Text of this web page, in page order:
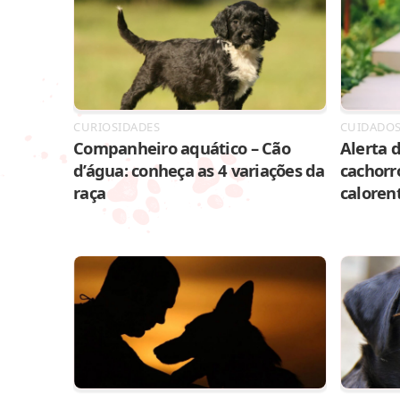
CURIOSIDADES
Companheiro aquático – Cão
d’água: conheça as 4 variações da
raça
Alerta